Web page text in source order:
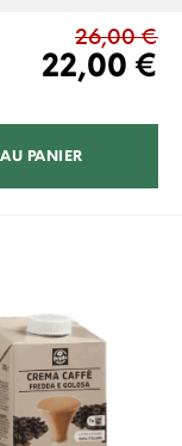
26,00 €
22,00 €
PANIER